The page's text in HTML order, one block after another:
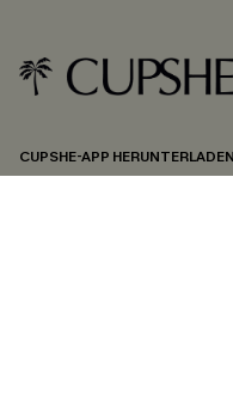
CUPSHE-APP HERUNTERLADEN
und